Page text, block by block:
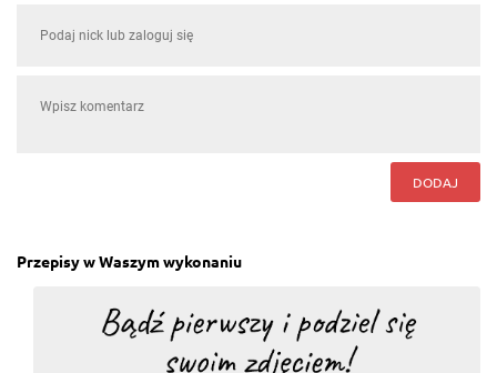
DODAJ
Przepisy w Waszym wykonaniu